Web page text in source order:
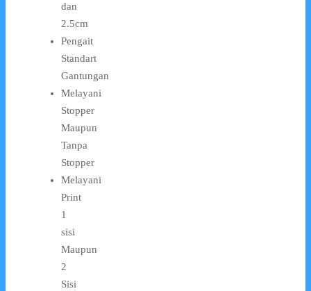
dan
2.5cm
Pengait
Standart
Gantungan
Melayani
Stopper
Maupun
Tanpa
Stopper
Melayani
Print
1
sisi
Maupun
2
Sisi